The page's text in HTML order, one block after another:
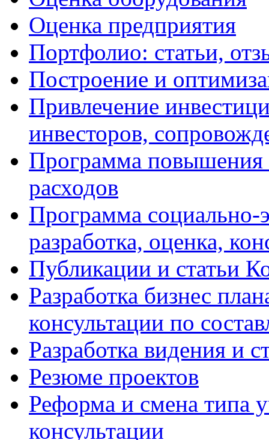
Оценка предприятия
Портфолио: статьи,
Построение и
Привлечение
инвесторов,
Программа
расходов
Программа социально-
разработка, оценка,
Публикации и статьи
Разработка бизнес
консультации по
Разработка видения и
Резюме проектов
Реформа и смена типа
консультации